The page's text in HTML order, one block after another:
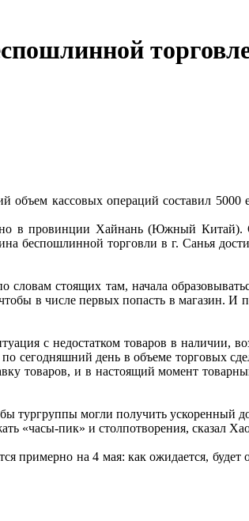
объем кассовых операций составил
в провинции Хайнань (Южный Китай).
беспошлинной торговли в г. Санья
стоящих там, начала
в числе первых попасть в магазин. И
с недостатком товаров в наличии,
сегодняшний день в объеме торговых
товаров, и в настоящий момент
тургруппы могли получить ускоренный
«часы-пик» и столпотворения, сказал
примерно на 4 мая: как ожидается, будет